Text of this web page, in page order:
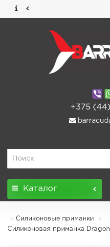
+375 (44)
Каталог
Силиконовые приманки
Силиконовая приманка